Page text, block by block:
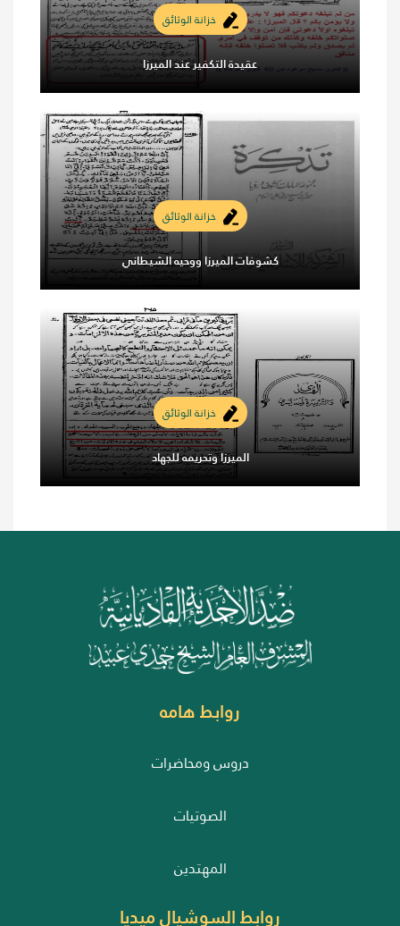
خزانة الوثائق
عقيدة التكفير عند الميرزا
خزانة الوثائق
كشوفات الميرزا ووحيه الشيطاني
خزانة الوثائق
الميرزا وتحريمه للجهاد
روابط هامه
دروس ومحاضرات
الصوتيات
المهتدين
روابط السوشيال ميديا